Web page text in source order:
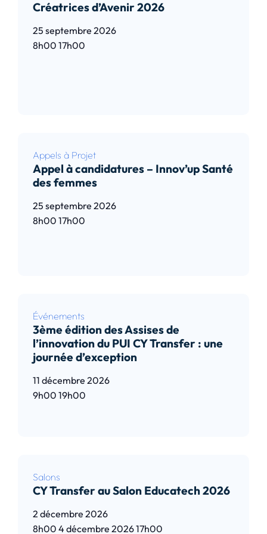
Créatrices d’Avenir 2026
25 septembre 2026
8h00 17h00
Appels à Projet
Appel à candidatures – Innov’up Santé
des femmes
25 septembre 2026
8h00 17h00
Événements
3ème édition des Assises de
l’innovation du PUI CY Transfer : une
journée d’exception
11 décembre 2026
9h00 19h00
Salons
CY Transfer au Salon Educatech 2026
2 décembre 2026
8h00 4 décembre 202617h00